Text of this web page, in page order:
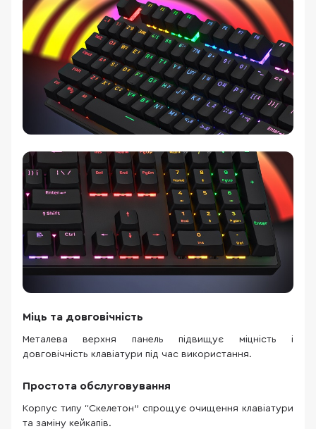
Міць та довговічність
Металева верхня панель підвищує міцність і
довговічність клавіатури під час використання.
Простота обслуговування
Корпус типу “Скелетон” спрощує очищення клавіатури
та заміну кейкапів.